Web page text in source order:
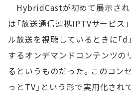
HybridCastが初めて展示され
は「放送通信連携IPTVサービス
ル放送を視聴しているときに「d
するオンデマンドコンテンツの
るというものだった。このコン
っとTV」という形で実用化され